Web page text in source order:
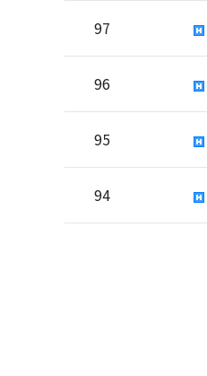
97
96
95
94